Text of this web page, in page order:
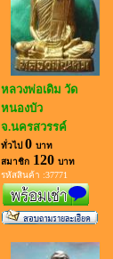
หลวงพ่อเดิม วัด
หนองบัว
จ.นครสวรรค์
ทั่วไป 0 บาท
สมาชิก120 บาท
รหัสสินค้า :37771